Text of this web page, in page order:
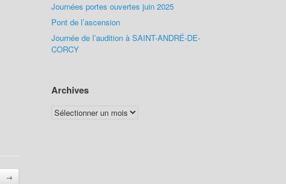
→
Journées portes ouvertes juin 2025
Pont de l’ascension
Journée de l’audition à SAINT-ANDRÉ-DE-
CORCY
Archives
Archives